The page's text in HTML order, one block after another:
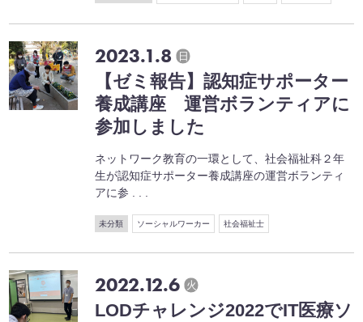
2023.1.8 日
【ゼミ報告】認知症サポーター
養成講座 運営ボランティアに
参加しました
ネットワーク教育の一環として、社会福祉科２年
生が認知症サポーター養成講座の運営ボランティ
アに参 . . .
未分類 ソーシャルワーカー 社会福祉士
2022.12.6 火
LODチャレンジ2022でIT医療ソ